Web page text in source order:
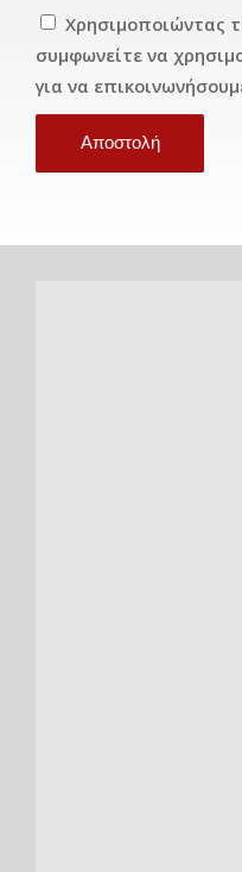
Χρησιμοποιώντας
συμφωνείτε να
για να